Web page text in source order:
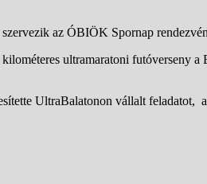
az ÓBIÖK Spornap
ultramaratoni futóverseny
UltraBalatonon vállalt feladatot,